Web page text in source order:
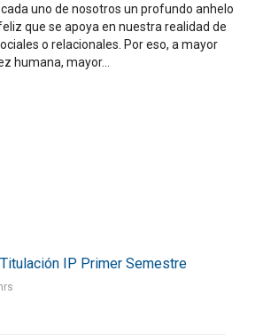
cada uno de nosotros un profundo anhelo
que se apoya en nuestra realidad de
o relacionales. Por eso, a mayor
humana, mayor…
IP Primer Semestre